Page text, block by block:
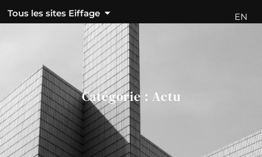
Tous les sites Eiffage EN
Catégorie : Actu